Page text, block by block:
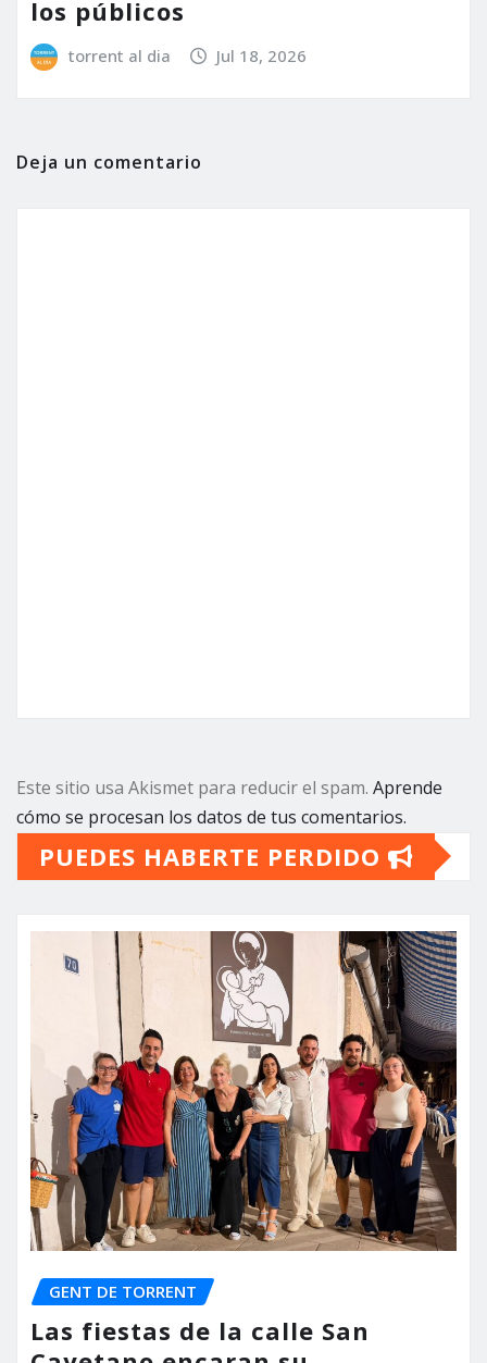
los públicos
torrent al dia Jul 18, 2026
Deja un comentario
Este sitio usa Akismet para reducir el spam. Aprende
cómo se procesan los datos de tus comentarios.
PUEDES HABERTE PERDIDO
GENT DE TORRENT
Las fiestas de la calle San